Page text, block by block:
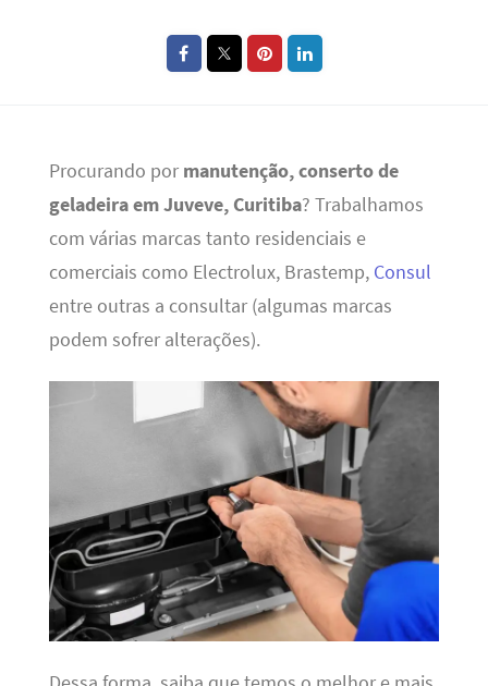
Procurando por manutenção, conserto de
geladeira em Juveve, Curitiba? Trabalhamos
com várias marcas tanto residenciais e
comerciais como Electrolux, Brastemp, Consul
entre outras a consultar (algumas marcas
podem sofrer alterações).